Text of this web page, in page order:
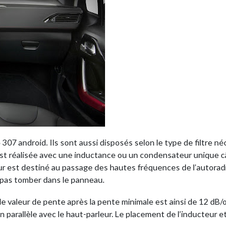
android. Ils sont aussi disposés selon le type de filtre
réalisée avec une inductance ou un condensateur unique
est destiné au passage des hautes fréquences de
tomber dans le panneau.
de pente après la pente minimale est ainsi de 12 dB/
avec le haut-parleur. Le placement de l’inducteur